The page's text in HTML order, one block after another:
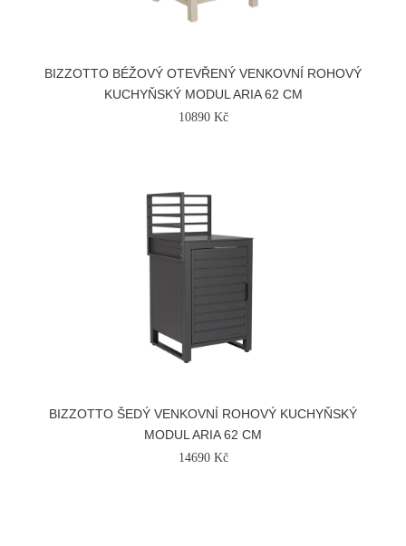
BIZZOTTO BÉŽOVÝ OTEVŘENÝ VENKOVNÍ ROHOVÝ
KUCHYŇSKÝ MODUL ARIA 62 CM
10890 Kč
BIZZOTTO ŠEDÝ VENKOVNÍ ROHOVÝ KUCHYŇSKÝ
MODUL ARIA 62 CM
14690 Kč